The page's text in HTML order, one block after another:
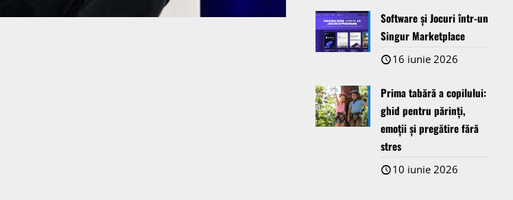
Software și Jocuri într-un
Singur Marketplace
16 iunie 2026
Prima tabără a copilului:
ghid pentru părinți,
emoții și pregătire fără
stres
10 iunie 2026